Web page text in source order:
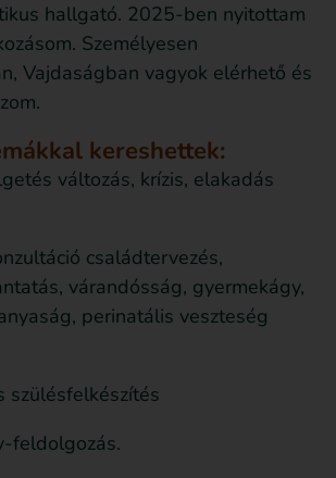
hallgató. 2025-ben nyitottam
Személyesen
Vajdaságban vagyok elérhető és
kereshettek:
változás, krízis, elakadás
családtervezés,
várandósság, gyermekágy,
perinatális veszteség
szülésfelkészítés
feldolgozás.